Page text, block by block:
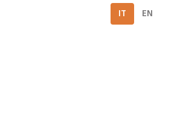
IT EN